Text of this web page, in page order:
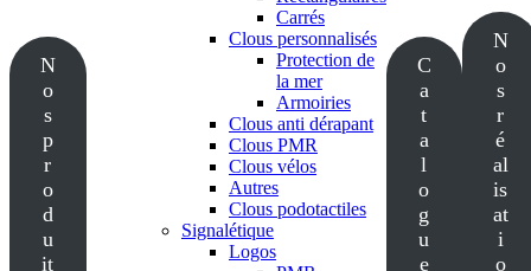
N
o
s
p
r
o
d
u
it
Carrés
Clous personnalisés
Protection de
la mer
Armoiries
Clous anti dérapant
Clous PMR
Clous vélos
Autres
Clous podotactiles
Signalétique
Logos
C
a
t
a
l
o
g
u
e
N
o
s
r
é
al
is
at
i
o